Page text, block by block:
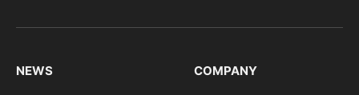
NEWS COMPANY